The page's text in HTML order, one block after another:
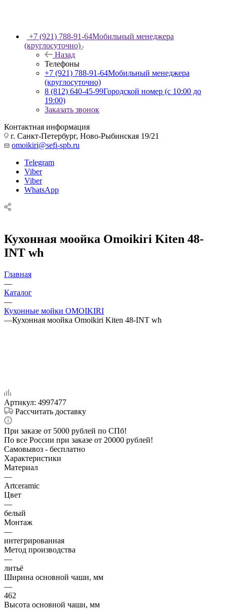
+7 (921) 788-91-64Мобильный менеджера
(круглосуточно)
Назад
Телефоны
+7 (921) 788-91-64Мобильный менеджера
(круглосуточно)
8 (812) 640-45-99Городской номер (с 10:00 до
19:00)
Заказать звонок
Контактная информация
г. Санкт-Петербург, Ново-Рыбинская 19/21
omoikiri@sefi-spb.ru
Telegram
Viber
Viber
WhatsApp
Кухонная моойка Omoikiri Kiten 48-
INT wh
Главная
—
Каталог
—
Кухонные мойки OMOIKIRI
—Кухонная моойка Omoikiri Kiten 48-INT wh
Артикул: 4997477
Рассчитать доставку
При заказе от 5000 рублей по СПб!
По все России при заказе от 20000 рублей!
Самовывоз - бесплатно
Характеристики
Материал
—
Artceramic
Цвет
—
белый
Монтаж
—
интегрированная
Метод производства
—
литьё
Ширина основной чаши, мм
—
462
Высота основной чаши, мм